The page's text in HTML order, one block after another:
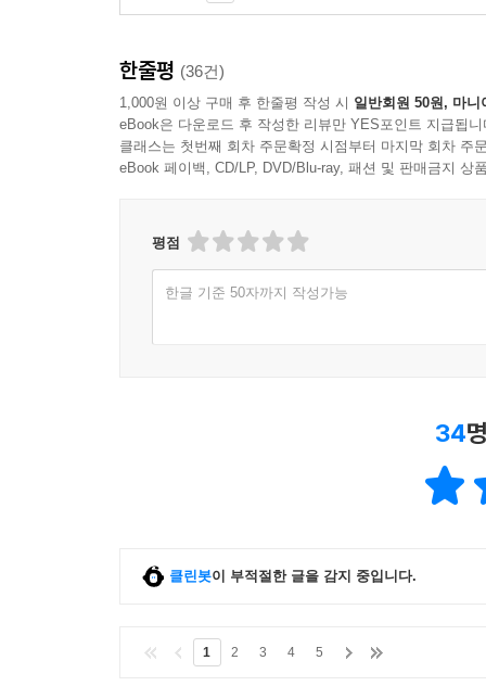
한줄평 (36건)
1,000원 이상 구매 후 한줄평 작성 시 일반회원 50원, 마니
eBook은 다운로드 후 작성한 리뷰만 YES포인트 지급됩니
클래스는 첫번째 회차 주문확정 시점부터 마지막 회차 주
eBook 페이백, CD/LP, DVD/Blu-ray, 패션 및 판매금지 상
평점
한글 기준 50자까지 작성가능
34
클린봇이 부적절한 글을 감지 중입니다.
1 2 3 4 5